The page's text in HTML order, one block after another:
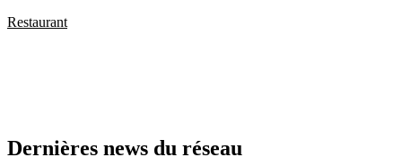
Restaurant
Dernières news du réseau